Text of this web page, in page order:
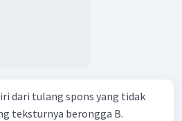
dari tulang spons yang tidak
teksturnya berongga B.